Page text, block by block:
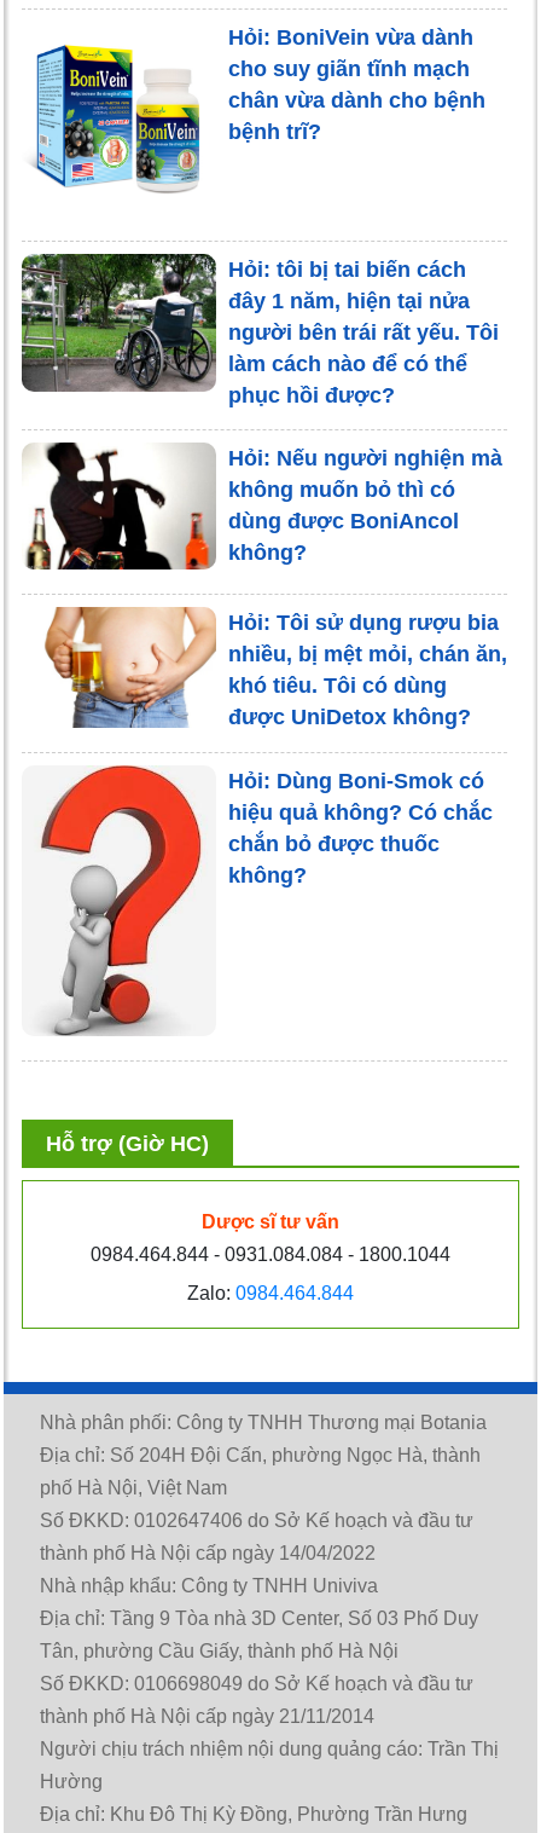
Hỏi: BoniVein vừa dành
cho suy giãn tĩnh mạch
chân vừa dành cho bệnh
bệnh trĩ?
Hỏi: tôi bị tai biến cách
đây 1 năm, hiện tại nửa
người bên trái rất yếu. Tôi
làm cách nào để có thể
phục hồi được?
Hỏi: Nếu người nghiện mà
không muốn bỏ thì có
dùng được BoniAncol
không?
Hỏi: Tôi sử dụng rượu bia
nhiều, bị mệt mỏi, chán ăn,
khó tiêu. Tôi có dùng
được UniDetox không?
Hỏi: Dùng Boni-Smok có
hiệu quả không? Có chắc
chắn bỏ được thuốc
không?
Hỗ trợ (Giờ HC)
Dược sĩ tư vấn
0984.464.844 - 0931.084.084 - 1800.1044
Zalo: 0984.464.844
Nhà phân phối: Công ty TNHH Thương mại Botania
Địa chỉ: Số 204H Đội Cấn, phường Ngọc Hà, thành
phố Hà Nội, Việt Nam
Số ĐKKD: 0102647406 do Sở Kế hoạch và đầu tư
thành phố Hà Nội cấp ngày 14/04/2022
Nhà nhập khẩu: Công ty TNHH Univiva
Địa chỉ: Tầng 9 Tòa nhà 3D Center, Số 03 Phố Duy
Tân, phường Cầu Giấy, thành phố Hà Nội
Số ĐKKD: 0106698049 do Sở Kế hoạch và đầu tư
thành phố Hà Nội cấp ngày 21/11/2014
Người chịu trách nhiệm nội dung quảng cáo: Trần Thị
Hường
Địa chỉ: Khu Đô Thị Kỳ Đồng, Phường Trần Hưng